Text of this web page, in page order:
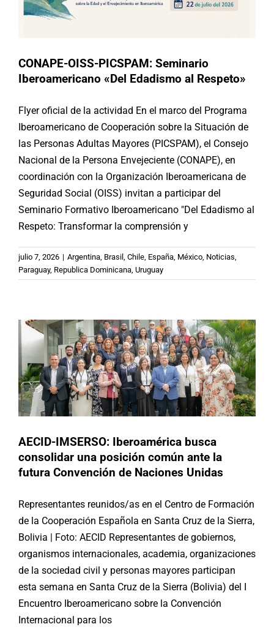
CONAPE-OISS-PICSPAM: Seminario
Iberoamericano «Del Edadismo al Respeto»
Flyer oficial de la actividad En el marco del Programa
Iberoamericano de Cooperación sobre la Situación de
las Personas Adultas Mayores (PICSPAM), el Consejo
Nacional de la Persona Envejeciente (CONAPE), en
coordinación con la Organización Iberoamericana de
Seguridad Social (OISS) invitan a participar del
Seminario Formativo Iberoamericano "Del Edadismo al
Respeto: Transformar la comprensión y
julio 7, 2026 | Argentina, Brasil , Chile, España, México, Noticias,
Paraguay, Republica Dominicana, Uruguay
AECID-IMSERSO: Iberoamérica
busca consolidar una posición
común ante la futura Convención de
Paraguay Republica Dominicana Uruguay
AECID-IMSERSO: Iberoamérica busca
consolidar una posición común ante la
futura Convención de Naciones Unidas
Representantes reunidos/as en el Centro de Formación
de la Cooperación Española en Santa Cruz de la Sierra,
Bolivia | Foto: AECID Representantes de gobiernos,
organismos internacionales, academia, organizaciones
de la sociedad civil y personas mayores participan
esta semana en Santa Cruz de la Sierra (Bolivia) del I
Encuentro Iberoamericano sobre la Convención
Internacional para los